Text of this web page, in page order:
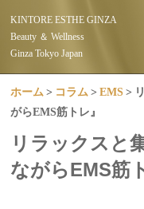
KINTORE ESTHE GINZA
Beauty ＆ Wellness
Ginza Tokyo Japan
ホーム コラム EMS
がらEMS筋トレ』
リラックスと
ながらEMS筋